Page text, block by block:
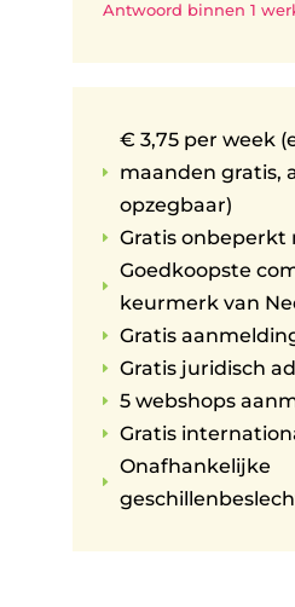
Antwoord binnen 1
E
€ 3,75 per week
maanden gratis,
opzegbaar)
E Gratis onbeperkt
E
Goedkoopste
keurmerk van
E Gratis
E Gratis juridisch
E 5 webshops
E Gratis
E
Onafhankelijke